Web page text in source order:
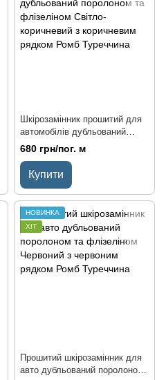
Шкірозамінник прошитий для
автомобілів дубльований
поролоном та флізеліном
Світло-коричневий з
коричневим рядком Ромб
Туреччина
680 грн/пог. м
Купити
НОВИНКА
ХІТ
Прошитий шкірозамінник для
авто дубльований поролоном